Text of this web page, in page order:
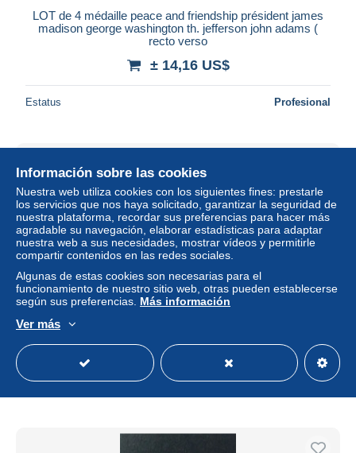
LOT de 4 médaille peace and friendship président james
madison george washington th. jefferson john adams (
recto verso
± 14,16 US$
Estatus Profesional
± 5,78 US$
Información sobre las cookies
Nuestra web utiliza cookies con los siguientes fines: prestarle
los servicios que nos haya solicitado, garantizar la seguridad de
nuestra plataforma, recordar sus preferencias para hacer más
agradable su navegación, elaborar estadísticas para adaptar
nuestra web a sus necesidades, mostrar vídeos y permitirle
compartir contenidos en las redes sociales.
Algunas de estas cookies son necesarias para el
funcionamiento de nuestro sitio web, otras pueden establecerse
según sus preferencias. Más información
Ver más